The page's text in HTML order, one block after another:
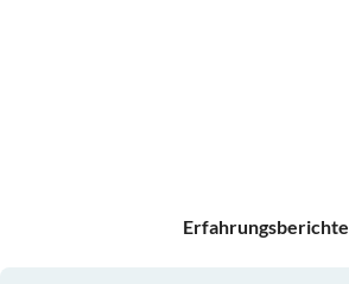
Erfahrungsberichte